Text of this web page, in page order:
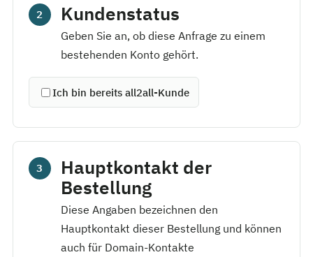
2 Kundenstatus
Geben Sie an, ob diese Anfrage zu einem
bestehenden Konto gehört.
Ich bin bereits all2all-Kunde
3
Hauptkontakt der
Bestellung
Diese Angaben bezeichnen den
Hauptkontakt dieser Bestellung und können
auch für Domain-Kontakte